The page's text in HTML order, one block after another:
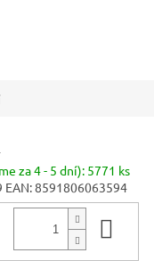
za 4 - 5 dní): 5771 ks
EAN:8591806063594